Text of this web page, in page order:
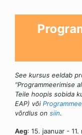
See kursus eeldab
"Programmeerimise
Teile hoopis sobida
EAP) või
võrdlus on siin.
Aeg: 15. jaanuar - 11.